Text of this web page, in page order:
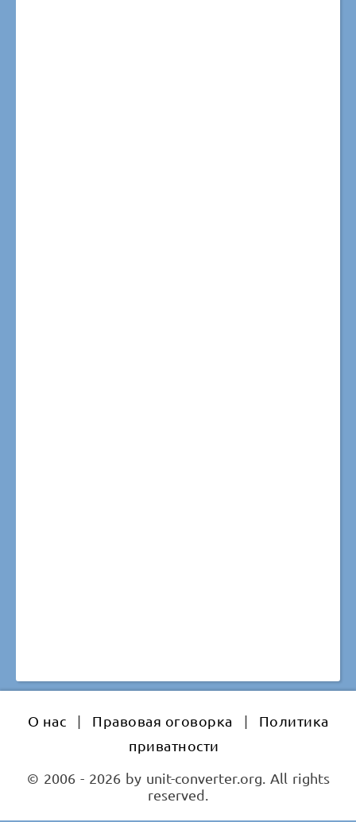
О нас | Правовая оговорка |
Политика
приватности
© 2006 - 2026 by unit-converter.org. All rights
reserved.